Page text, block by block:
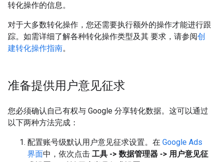
转化操作的信息。
对于大多数转化操作，您还需要执行额外的操作才能进行跟
踪。如需详细了解各种转化操作类型及其 要求，请参阅创
建转化操作指南。
准备提供用户意见征求
您必须确认自己有权与 Google 分享转化数据。这可以通过
以下两种方法完成：
配置账号级默认用户意见征求设置。在 Google Ads
界面中，依次点击 工具 -> 数据管理器 -> 用户意见征